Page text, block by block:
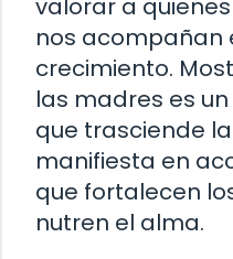
valorar a
nos acompañan
crecimiento.
las madres es
que trasciende
manifiesta en
que fortalecen
nutren el alma.